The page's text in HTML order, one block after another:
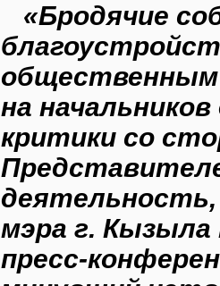
«Бродячие
общественным
на
критики со
деятельность,
мэра г. Кызыла
пресс-